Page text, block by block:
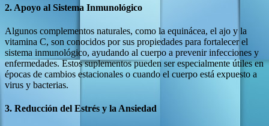
2. Apoyo al Sistema Inmunológico
Algunos complementos naturales, como la equinácea, el ajo y la
vitamina C, son conocidos por sus propiedades para fortalecer el
sistema inmunológico, ayudando al cuerpo a prevenir infecciones y
enfermedades. Estos suplementos pueden ser especialmente útiles en
épocas de cambios estacionales o cuando el cuerpo está expuesto a
virus y bacterias.
3. Reducción del Estrés y la Ansiedad